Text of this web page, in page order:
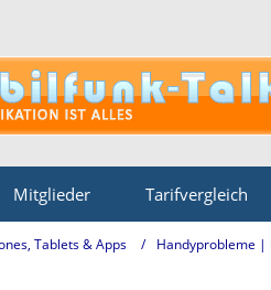
Mitglieder Tarifvergleich
Tablets & Apps Handyprobleme |